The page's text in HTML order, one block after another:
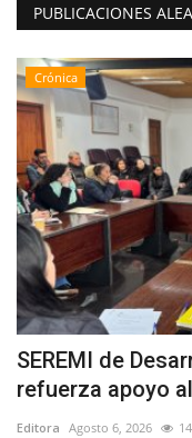
PUBLICACIONES
Crónica
SEREMI de
refuerza apoyo
Editora Agosto 6, 2026